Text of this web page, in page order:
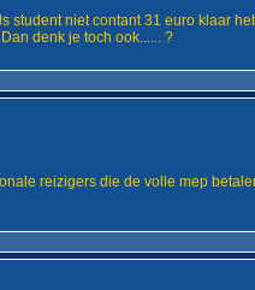
niet contant 31 euro klaar
denk je toch ook...... ?
reizigers die de volle mep